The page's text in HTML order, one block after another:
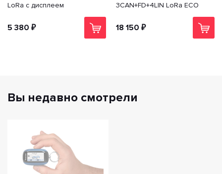
LoRa с дисплеем
5 380 ₽
3CAN+FD+4LIN LoRa ECO
18 150 ₽
Вы недавно смотрели